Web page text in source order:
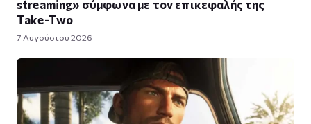
streaming» σύμφωνα με τον επικεφαλής της
Take-Two
7 Αυγούστου 2026